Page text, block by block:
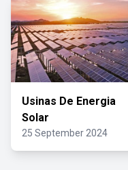
Usinas De Energia
Solar
25 September 2024